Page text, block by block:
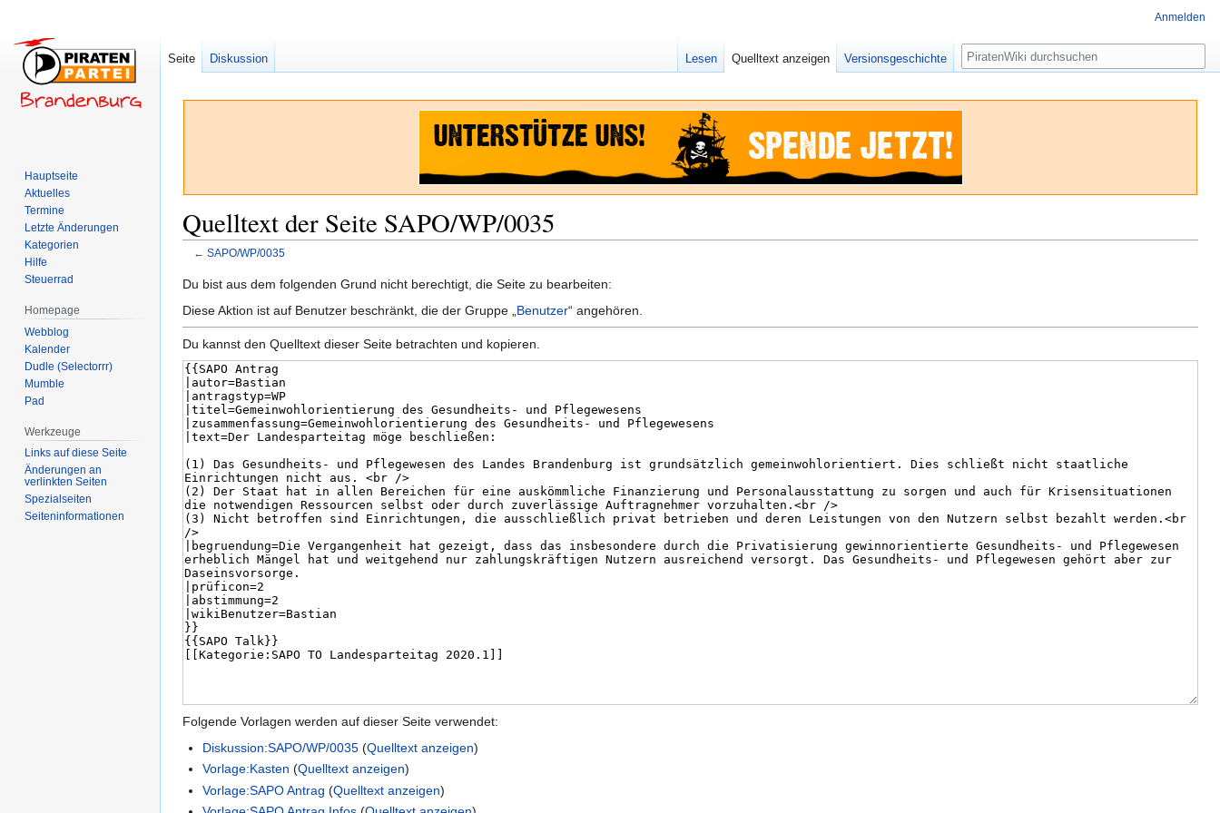
Quelltext der Seite SAPO/WP/0035
← SAPO/WP/0035
Zur
Navigation
Zur
Suche
Du bist aus dem folgenden Grund nicht berechtigt, die Seite zu bearbeiten:
Diese Aktion ist auf Benutzer beschränkt, die der Gruppe „ Benutzer“ angehören.
Du kannst den Quelltext dieser Seite betrachten und kopieren.
Folgende Vorlagen werden auf dieser Seite verwendet:
Diskussion:SAPO/WP/0035 (Quelltext anzeigen)
Vorlage:Kasten (Quelltext anzeigen)
Vorlage:SAPO Antrag (Quelltext anzeigen)
Anmelden
Seite Diskussion Lesen Quelltext anzeigen Versionsgeschichte Suche
Hauptseite
Aktuelles
Termine
Letzte Änderungen
Kategorien
Hilfe
Steuerrad
Homepage
Webblog
Kalender
Dudle (Selectorrr)
Mumble
Pad
Werkzeuge
Links auf diese Seite
Änderungen an
verlinkten Seiten
Spezialseiten
Seiten­­informationen